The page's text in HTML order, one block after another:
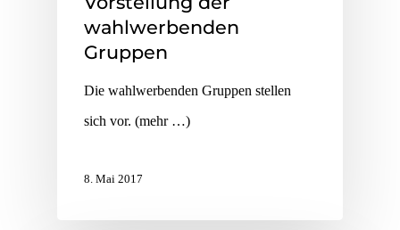
wahlwerbenden
Gruppen
Die wahlwerbenden Gruppen stellen
sich vor. (mehr …)
8. Mai 2017